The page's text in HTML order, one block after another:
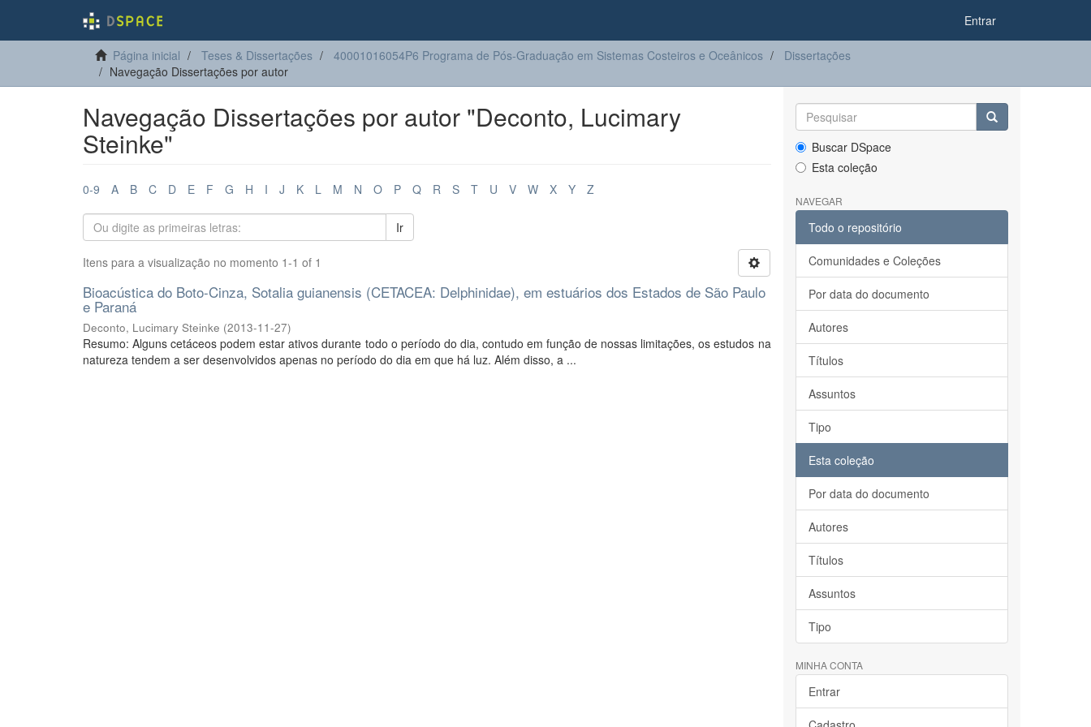
Entrar
Página inicial Teses & Dissertações 40001016054P6 Programa de Pós-Graduação em Sistemas Costeiros e Oceânicos
Dissertações
Navegação Dissertações por autor
Navegação Dissertações por autor "Deconto, Lucimary
Steinke"
0-9 A B C D E F G H I J K L M N O P Q R S T U V W X Y Z
Ir
Itens para a visualização no momento 1-1 of 1
Bioacústica do Boto-Cinza, Sotalia guianensis (CETACEA: Delphinidae), em estuários dos Estados de São Paulo
e Paraná
Deconto, Lucimary Steinke (2013-11-27)
Resumo: Alguns cetáceos podem estar ativos durante todo o período do dia, contudo em função de nossas limitações, os estudos na
natureza tendem a ser desenvolvidos apenas no período do dia em que há luz. Além disso, a ...
Buscar DSpace
Esta coleção
NAVEGAR
Todo o repositório
Comunidades e Coleções
Por data do documento
Autores
Títulos
Assuntos
Tipo
Esta coleção
Por data do documento
Autores
Títulos
Assuntos
Tipo
MINHA CONTA
Entrar